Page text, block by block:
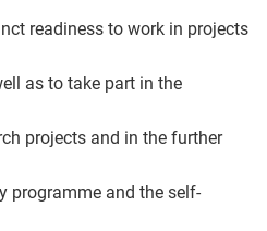
readiness to work in projects
as to take part in the
projects and in the further
programme and the self-